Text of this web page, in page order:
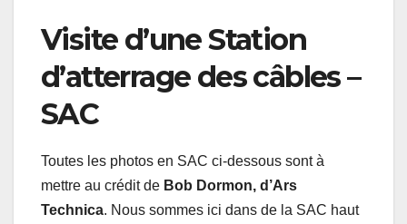
Visite d’une Station
d’atterrage des câbles –
SAC
Toutes les photos en SAC ci-dessous sont à
mettre au crédit de Bob Dormon, d’Ars
Technica. Nous sommes ici dans de la SAC haut